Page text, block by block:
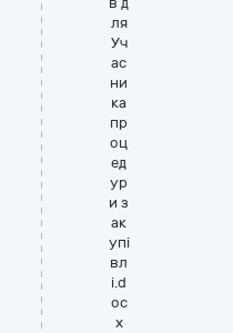
ля
Уч
ас
ни
ка
пр
оц
ед
ур
и з
ак
упі
вл
і.d
oc
x